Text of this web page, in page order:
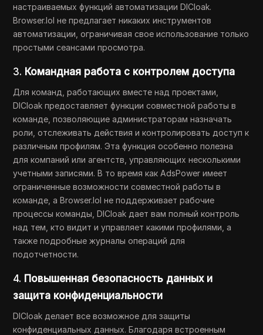
настраиваемых функций автоматизации DICloak.
Browser.lol не предлагает никаких инструментов
автоматизации, ограничивая свое использование только
простыми сеансами просмотра.
3. Командная работа с контролем доступа
Для команд, работающих вместе над проектами,
DICloak предоставляет функции совместной работы в
команде, позволяющие администраторам назначать
роли, отслеживать действия и контролировать доступ к
различным профилям. Эта функция особенно полезна
для компаний или агентств, управляющих несколькими
учетными записями. В то время как AdsPower имеет
ограниченные возможности совместной работы в
команде, а Browser.lol не поддерживает рабочие
процессы команды, DICloak дает вам полный контроль
над тем, кто видит и управляет какими профилями, а
также подробные журналы операций для
подотчетности.
4. Повышенная безопасность данных и
защита конфиденциальности
DICloak делает все возможное для защиты
конфиденциальных данных. Благодаря встроенным